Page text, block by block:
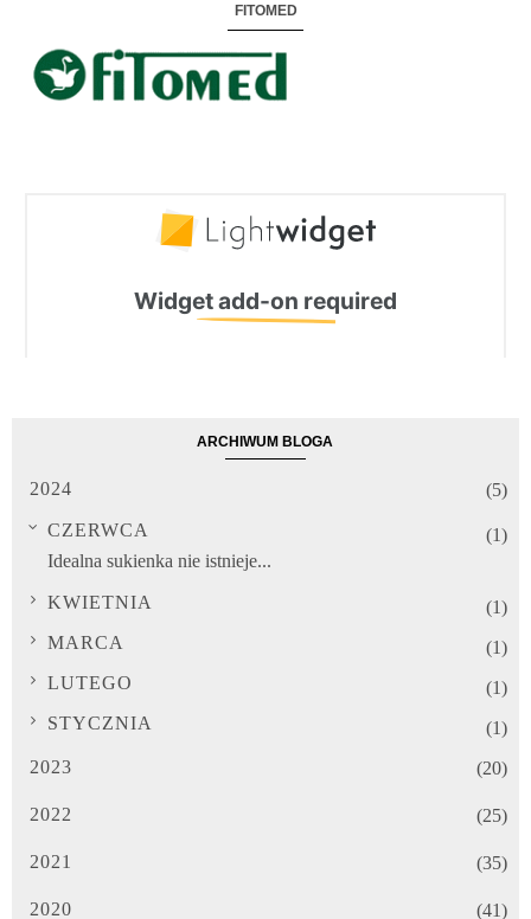
FITOMED
ARCHIWUM BLOGA
2024
(5)
CZERWCA
(1)
Idealna sukienka nie istnieje...
KWIETNIA
(1)
MARCA
(1)
LUTEGO
(1)
STYCZNIA
(1)
2023
(20)
2022 (25)
2021 (35)
2020 (41)